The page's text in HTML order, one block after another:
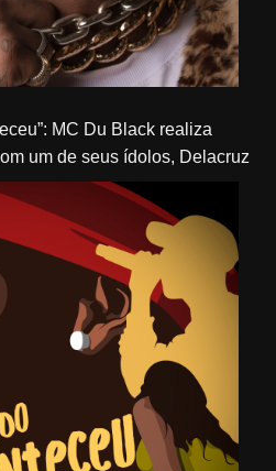
um de seus ídolos, Delacruz